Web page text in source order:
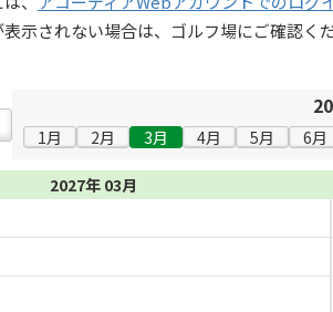
示されない場合は、ゴルフ場にご確認くだ
1月 2月 3月 4月 5月 6月
2027年 03月